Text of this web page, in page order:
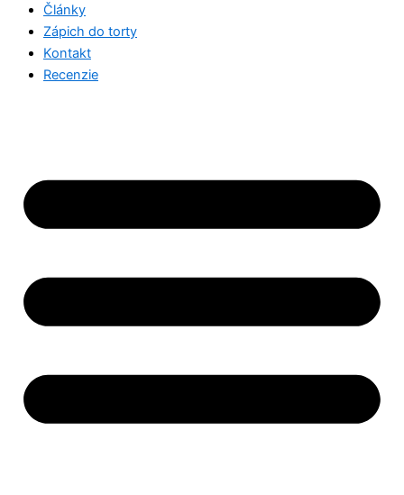
Články
Zápich do torty
Kontakt
Recenzie